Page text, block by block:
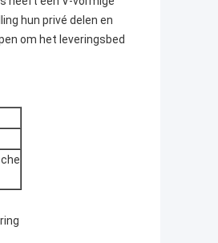
hun privé delen en
om het leveringsbed